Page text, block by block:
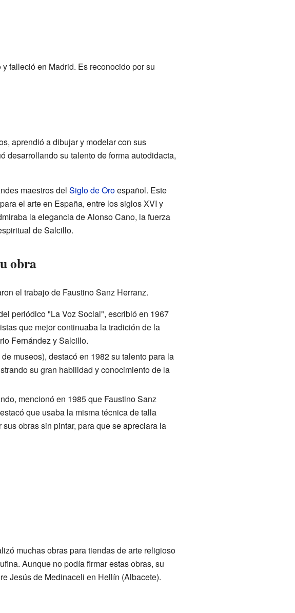
falleció en Madrid. Es reconocido por su
aprendió a dibujar y modelar con sus
desarrollando su talento de forma autodidacta,
maestros del Siglo de Oroespañol. Este
el arte en España, entre los siglos XVI y
la elegancia de Alonso Cano, la fuerza
de Salcillo.
obra
el trabajo de Faustino Sanz Herranz.
periódico "La Voz Social", escribió en 1967
que mejor continuaba la tradición de la
Fernández y Salcillo.
museos), destacó en 1982 su talento para la
su gran habilidad y conocimiento de la
mencionó en 1985 que Faustino Sanz
que usaba la misma técnica de talla
obras sin pintar, para que se apreciara la
muchas obras para tiendas de arte religioso
Aunque no podía firmar estas obras, su
Jesús de Medinaceli en Hellín (Albacete).